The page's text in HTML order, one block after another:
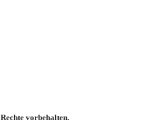
vorbehalten.